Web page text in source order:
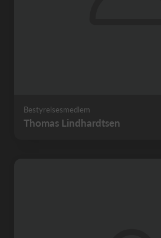
Bestyrelsesmedlem
Thomas Lindhardtsen